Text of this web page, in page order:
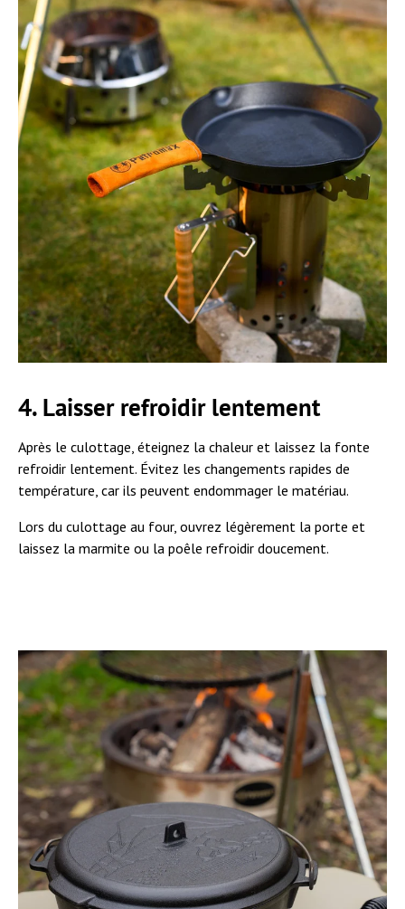
4. Laisser refroidir lentement
Après le culottage, éteignez la chaleur et laissez la fonte
refroidir lentement. Évitez les changements rapides de
température, car ils peuvent endommager le matériau.
Lors du culottage au four, ouvrez légèrement la porte et
laissez la marmite ou la poêle refroidir doucement.